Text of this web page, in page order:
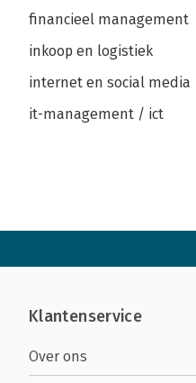
financieel management
inkoop en logistiek
internet en social media
it-management / ict
Klantenservice
Over ons